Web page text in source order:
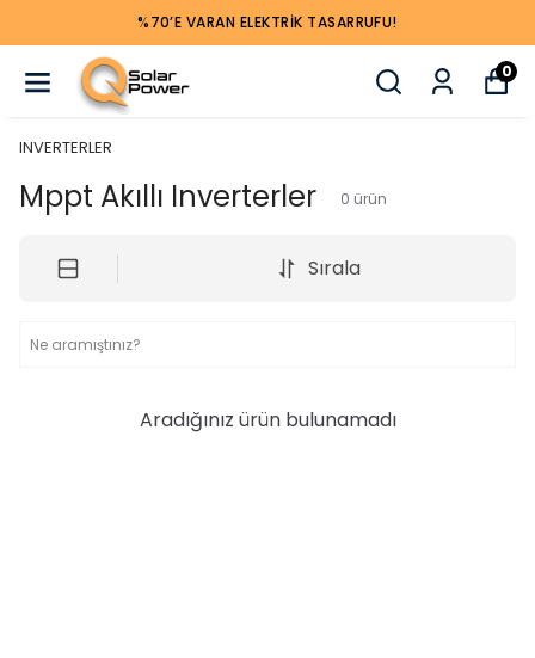
%70’E VARAN ELEKTRIK TASARRUFU!
0
INVERTERLER
Mppt Akıllı Inverterler 0 ürün
Sırala
Aradığınız ürün bulunamadı